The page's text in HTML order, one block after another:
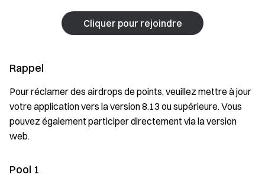
Cliquer pour rejoindre
Rappel
Pour réclamer des airdrops de points, veuillez mettre à jour
votre application vers la version 8.13 ou supérieure. Vous
pouvez également participer directement via la version
web.
Pool 1